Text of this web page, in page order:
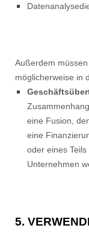
Außerdem
möglicherweise in
eine Fusion,
eine
oder eines
Unternehmen
5.